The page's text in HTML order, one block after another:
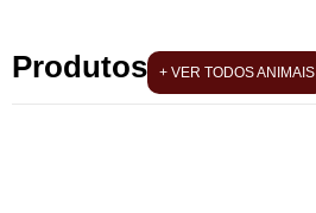
Produtos + VER TODOS ANIMAIS